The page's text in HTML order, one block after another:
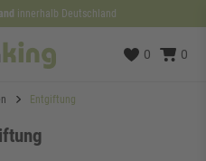
innerhalb Deutschland
1 bis 3 Werktage
0 0
Entgiftung